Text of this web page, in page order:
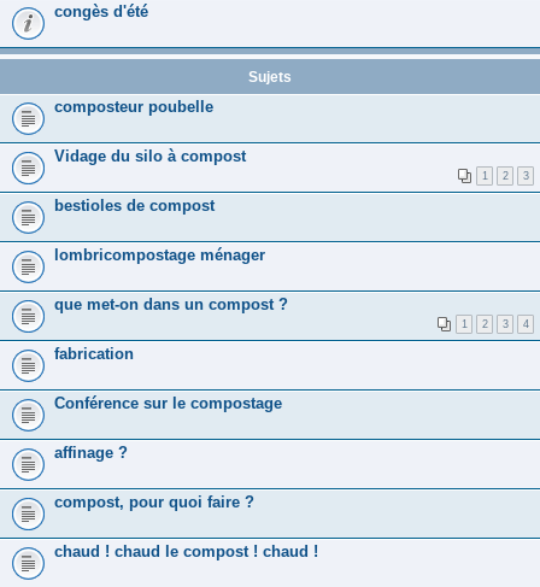
congès d'été
Sujets
composteur poubelle
Vidage du silo à compost
1 2 3
bestioles de compost
lombricompostage ménager
que met-on dans un compost ?
1 2 3 4
fabrication
Conférence sur le compostage
affinage ?
compost, pour quoi faire ?
chaud ! chaud le compost ! chaud !